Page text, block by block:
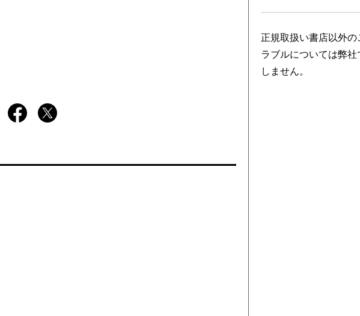
正規取扱い書店以外の
ラブルについては弊社
しません。